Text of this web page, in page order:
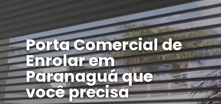
Porta Comercial de
Enrolar em
Paranaguá que
você precisa